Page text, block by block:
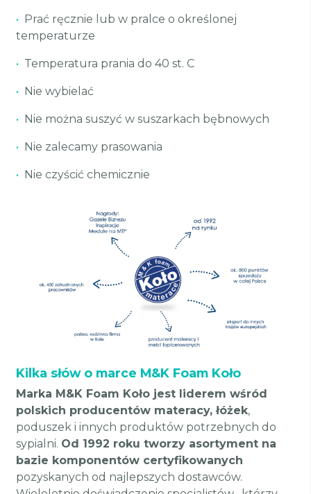
• Prać ręcznie lub w pralce o określonej
temperaturze
• Temperatura prania do 40 st. C
• Nie wybielać
• Nie można suszyć w suszarkach bębnowych
• Nie zalecamy prasowania
• Nie czyścić chemicznie
Kilka słów o marce M&K Foam Koło
Marka M&K Foam Koło jest liderem wśród
polskich producentów materacy, łóżek,
poduszek i innych produktów potrzebnych do
sypialni. Od 1992 roku tworzy asortyment na
bazie komponentów certyfikowanych
pozyskanych od najlepszych dostawców.